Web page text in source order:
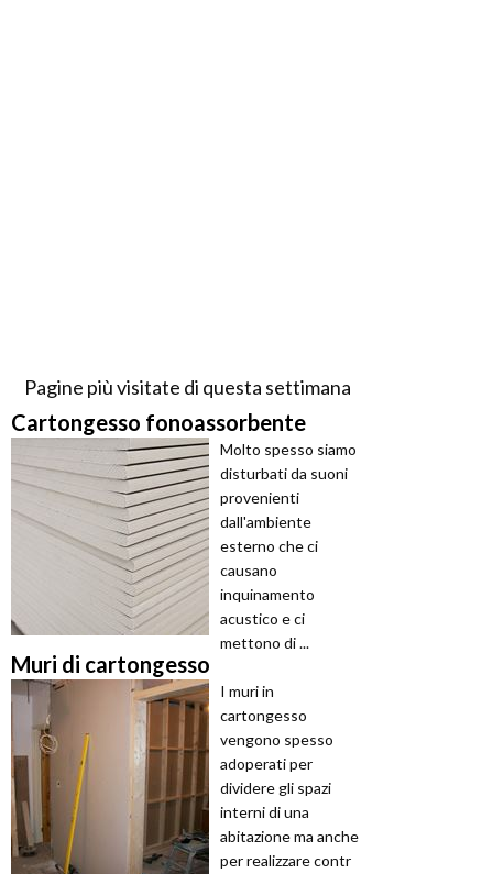
Pagine più visitate di questa settimana
Cartongesso fonoassorbente
Molto spesso siamo
disturbati da suoni
provenienti
dall'ambiente
esterno che ci
causano
inquinamento
acustico e ci
mettono di ...
Muri di cartongesso
I muri in
cartongesso
vengono spesso
adoperati per
dividere gli spazi
interni di una
abitazione ma anche
per realizzare contr